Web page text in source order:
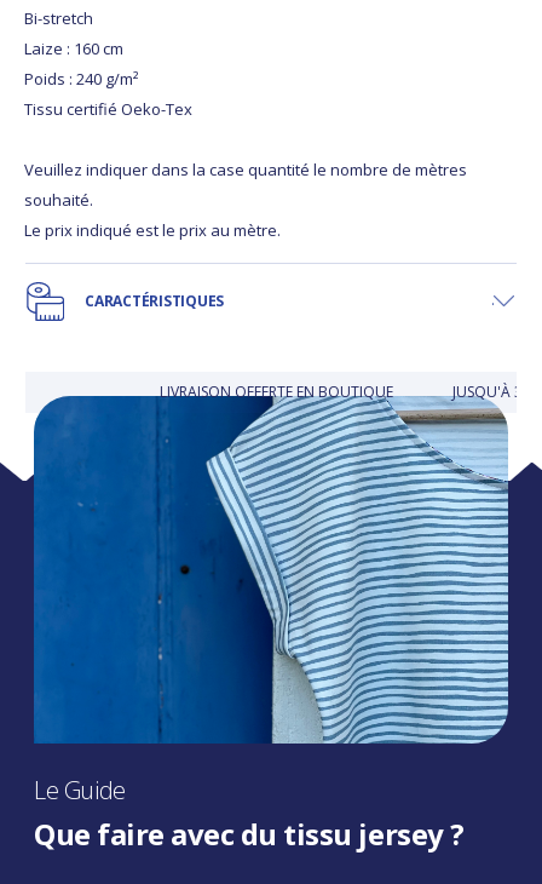
Bi-stretch
Laize : 160 cm
Poids : 240 g/m²
Tissu certifié Oeko-Tex
Veuillez indiquer dans la case quantité le nombre de mètres
souhaité.
Le prix indiqué est le prix au mètre.
CARACTÉRISTIQUES
LIVRAISON OFFERTE EN BOUTIQUE JUSQU'À 30
Le Guide
Que faire avec du tissu jersey ?